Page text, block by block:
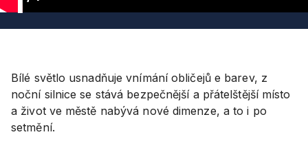
Bílé světlo usnadňuje vnímání obličejů e barev, z
noční silnice se stává bezpečnější a přátelštější místo
a život ve městě nabývá nové dimenze, a to i po
setmění.